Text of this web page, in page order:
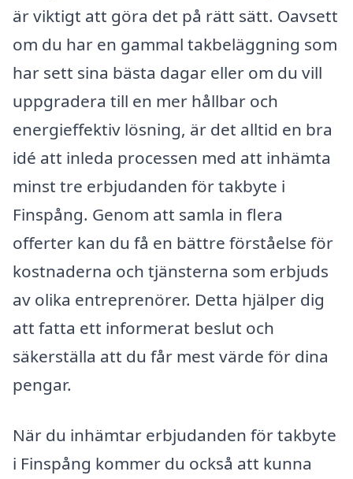
är viktigt att göra det på rätt sätt. Oavsett
om du har en gammal takbeläggning som
har sett sina bästa dagar eller om du vill
uppgradera till en mer hållbar och
energieffektiv lösning, är det alltid en bra
idé att inleda processen med att inhämta
minst tre erbjudanden för takbyte i
Finspång. Genom att samla in flera
offerter kan du få en bättre förståelse för
kostnaderna och tjänsterna som erbjuds
av olika entreprenörer. Detta hjälper dig
att fatta ett informerat beslut och
säkerställa att du får mest värde för dina
pengar.
När du inhämtar erbjudanden för takbyte
i Finspång kommer du också att kunna